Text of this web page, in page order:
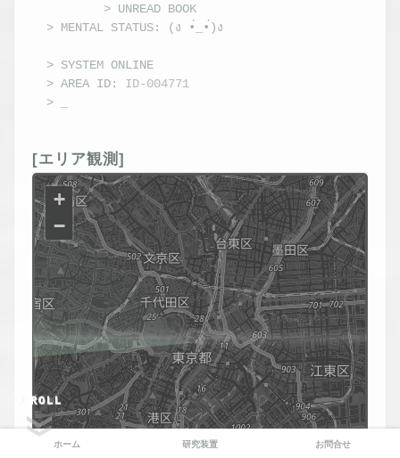
        > UNREAD BOOK
> MENTAL STATUS:
> SYSTEM ONLINE
> AREA ID: ID-004771
>
[エリア観測]
+
−
ホーム 研究装置 お問合せ
SCROLL